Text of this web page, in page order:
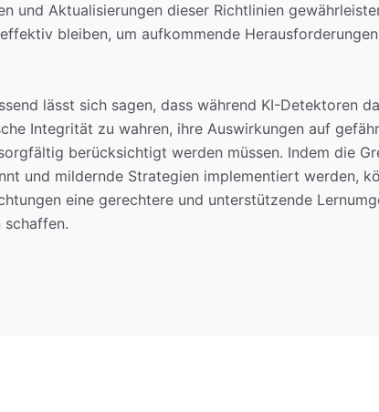
und Aktualisierungen dieser Richtlinien
bleiben, um aufkommende
lässt sich sagen, dass während KI-Detektoren
Integrität zu wahren, ihre Auswirkungen auf
berücksichtigt werden müssen. Indem die
und mildernde Strategien implementiert werden,
eine gerechtere und unterstützende
schaffen.